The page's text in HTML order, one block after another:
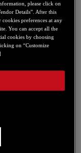
please click on
Details”. After this
preferences at any
You can accept all the
cookies by choosing
on “Customize